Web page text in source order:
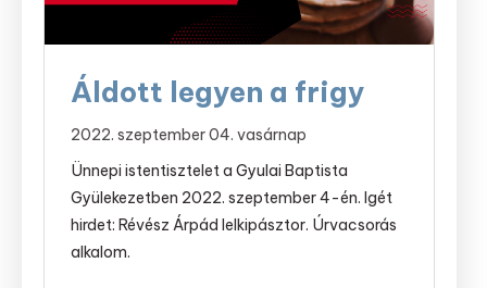
Áldott legyen a frigy
2022. szeptember 04. vasárnap
Ünnepi istentisztelet a Gyulai Baptista
Gyülekezetben 2022. szeptember 4-én. Igét
hirdet: Révész Árpád lelkipásztor. Úrvacsorás
alkalom.